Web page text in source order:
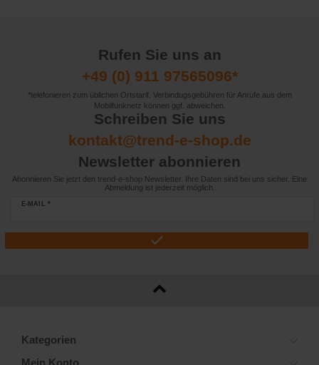
Rufen Sie uns an
+49 (0) 911 97565096*
*telefonieren zum üblichen Ortstarif. Verbindugsgebühren für Anrufe aus dem
Mobilfunknetz können ggf. abweichen.
Schreiben Sie uns
kontakt@trend-e-shop.de
Newsletter abonnieren
Abonnieren Sie jetzt den trend-e-shop Newsletter. Ihre Daten sind bei uns sicher. Eine
Abmeldung ist jederzeit möglich.
E-MAIL *
Kategorien